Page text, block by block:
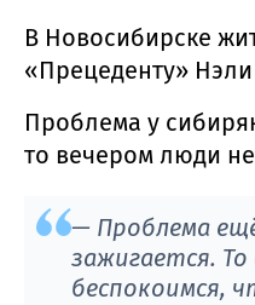
В Новосибирске
«Прецеденту»
Проблема у
то вечером люди
— Проблема
зажигается.
беспокоимся,